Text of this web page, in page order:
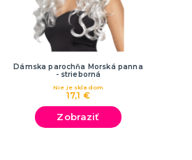
Dámska parochňa Morská panna
- strieborná
17,1 €
Nie je skladom
Zobraziť